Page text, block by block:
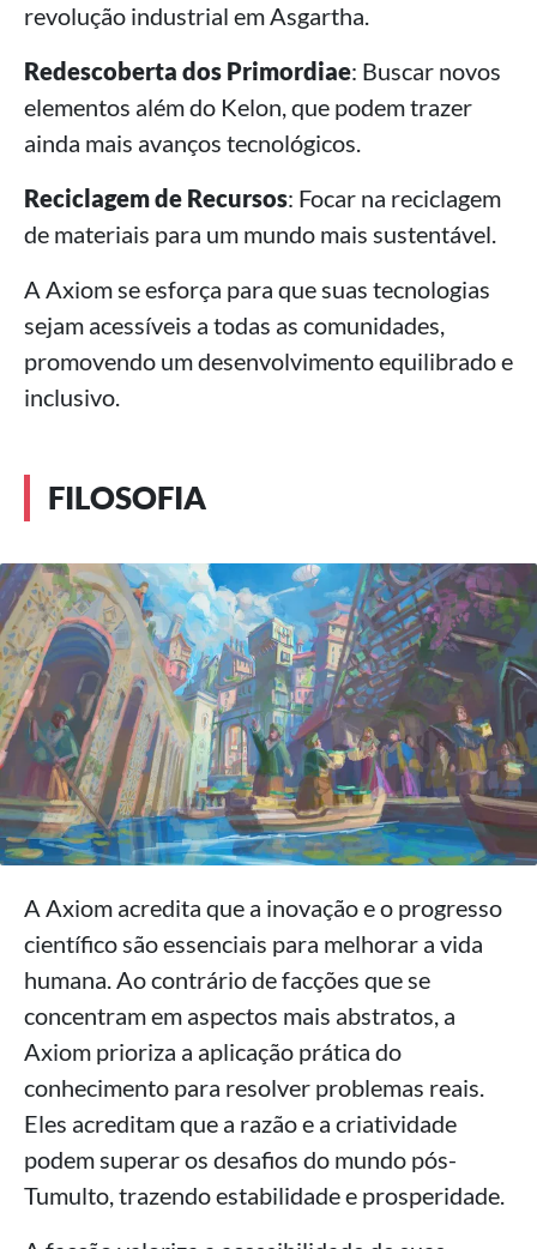
revolução industrial em Asgartha.
Redescoberta dos Primordiae: Buscar novos
elementos além do Kelon, que podem trazer
ainda mais avanços tecnológicos.
Reciclagem de Recursos: Focar na reciclagem
de materiais para um mundo mais sustentável.
A Axiom se esforça para que suas tecnologias
sejam acessíveis a todas as comunidades,
promovendo um desenvolvimento equilibrado e
inclusivo.
FILOSOFIA
A Axiom acredita que a inovação e o progresso
científico são essenciais para melhorar a vida
humana. Ao contrário de facções que se
concentram em aspectos mais abstratos, a
Axiom prioriza a aplicação prática do
conhecimento para resolver problemas reais.
Eles acreditam que a razão e a criatividade
podem superar os desafios do mundo pós-
Tumulto, trazendo estabilidade e prosperidade.